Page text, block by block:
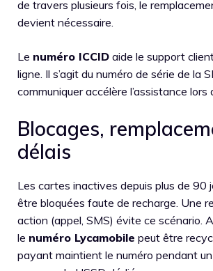
de travers plusieurs fois, le
devient nécessaire.
Le numéro ICCID aide le support
ligne. Il s’agit du numéro de série de la
communiquer accélère l’assistance lors
Blocages,
délais
Les cartes inactives depuis plus de 90
être bloquées faute de recharge. Une
action (appel, SMS) évite ce scénario.
le numéro Lycamobile peut être
payant maintient le numéro pendant